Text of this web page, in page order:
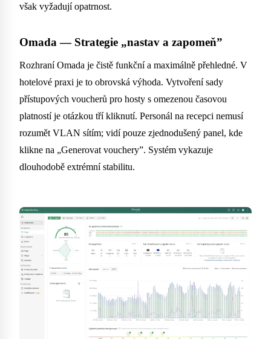
však vyžadují opatrnost.
Omada — Strategie „nastav a zapomeň”
Rozhraní Omada je čistě funkční a maximálně přehledné. V
hotelové praxi je to obrovská výhoda. Vytvoření sady
přístupových voucherů pro hosty s omezenou časovou
platností je otázkou tří kliknutí. Personál na recepci nemusí
rozumět VLAN sítím; vidí pouze zjednodušený panel, kde
klikne na „Generovat vouchery”. Systém vykazuje
dlouhodobě extrémní stabilitu.